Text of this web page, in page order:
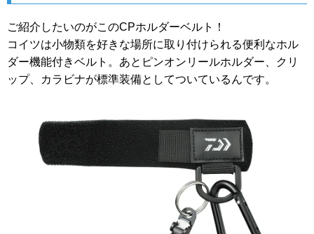
ご紹介したいのがこのCPホルダーベルト！
コイツは小物類を好きな場所に取り付けられる便利なホル
ダー機能付きベルト。あとピンオンリールホルダー、クリ
ップ、カラビナが標準装備としてついているんです。